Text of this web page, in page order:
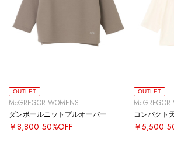
OUTLET
McGREGOR WOMENS
ダンボールニットプルオーバー
￥8,800 50%OFF
OUTLET
McGREGOR
コンパクト
￥5,500